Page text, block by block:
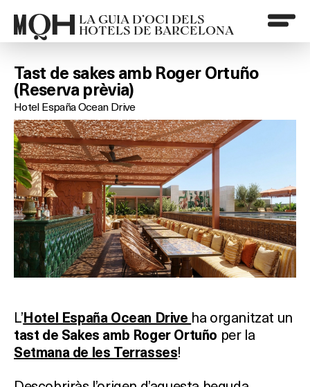
LA GUIA D’OCI DELS
HOTELS DE BARCELONA
Tast de sakes amb Roger Ortuño
(Reserva prèvia)
Hotel España Ocean Drive
L’Hotel España Ocean Drive ha organitzat un
tast de Sakes amb Roger Ortuño per la
Setmana de les Terrasses!